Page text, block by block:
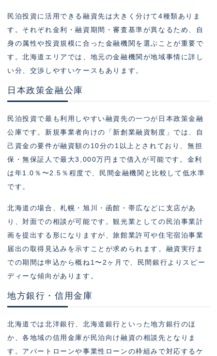
民泊投資に活用できる融資先は大きく分けて4種類ありま
す。それぞれ金利・融資期間・審査基準が異なるため、自
身の属性や投資規模に合った金融機関を選ぶことが重要で
す。北海道エリアでは、地元の金融機関が地域事情に詳し
い分、交渉しやすいケースもあります。
日本政策金融公庫
民泊投資で最も利用しやすい融資先の一つが日本政策金融
公庫です。新規事業者向けの「新創業融資制度」では、自
己資金の要件が融資額の10分の1以上とされており、無担
保・無保証人で最大3,000万円まで借入が可能です。金利
は年1.0％〜2.5％程度で、民間金融機関と比較して低水準
です。
北海道の場合、札幌・旭川・函館・帯広などに支店があ
り、対面での相談が可能です。観光業としての民泊事業計
画を提出する形になりますが、旅館業許可や住宅宿泊事業
届出の取得見込みを示すことが求められます。融資実行ま
での期間は申込から概ね1〜2ヶ月で、民間銀行よりスピー
ディーな傾向があります。
地方銀行・信用金庫
北海道では北洋銀行、北海道銀行といった地方銀行のほ
か、各地域の信用金庫が民泊向け融資の相談先となりま
す。アパートローンや事業性ローンの枠組みで対応するケ